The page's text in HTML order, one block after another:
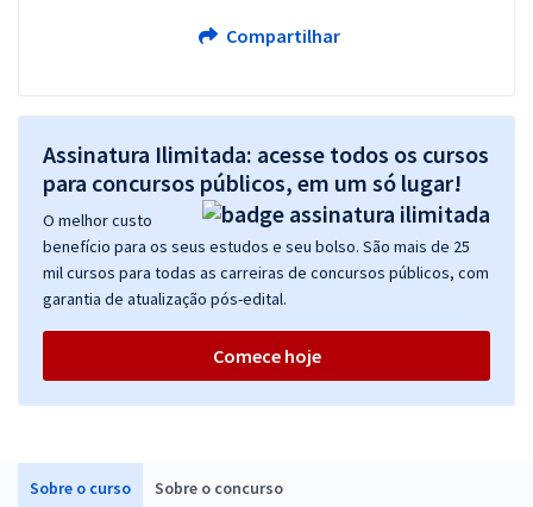
Sobre o curso Sobre o concurso
Compartilhar
Assinatura Ilimitada: acesse todos os cursos
para concursos públicos, em um só lugar!
O melhor custo
benefício para os seus estudos e seu bolso. São mais de 25
mil cursos para todas as carreiras de concursos públicos, com
garantia de atualização pós-edital.
Comece hoje